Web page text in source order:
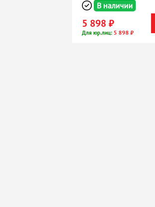
В наличии
5 898 ₽
Для юр.лиц: 5 898 ₽